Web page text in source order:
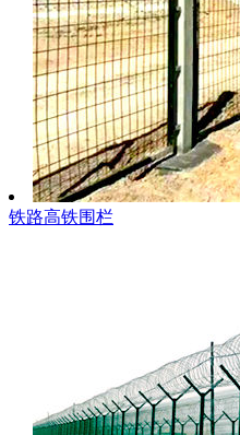
铁路高铁围栏